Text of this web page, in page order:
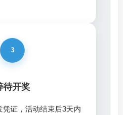
3
待开奖
凭证，活动结束后3天内